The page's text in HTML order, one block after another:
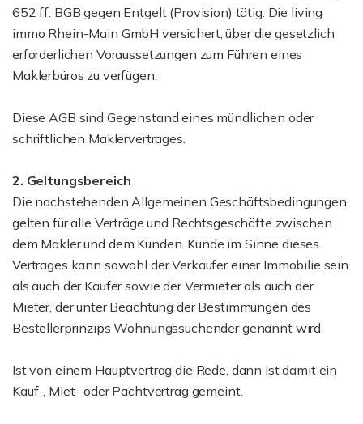
652 ff. BGB gegen Entgelt (Provision) tätig. Die living
immo Rhein-Main GmbH versichert, über die gesetzlich
erforderlichen Voraussetzungen zum Führen eines
Maklerbüros zu verfügen.
Diese AGB sind Gegenstand eines mündlichen oder
schriftlichen Maklervertrages.
2. Geltungsbereich
Die nachstehenden Allgemeinen Geschäftsbedingungen
gelten für alle Verträge und Rechtsgeschäfte zwischen
dem Makler und dem Kunden. Kunde im Sinne dieses
Vertrages kann sowohl der Verkäufer einer Immobilie sein
als auch der Käufer sowie der Vermieter als auch der
Mieter, der unter Beachtung der Bestimmungen des
Bestellerprinzips Wohnungssuchender genannt wird.
Ist von einem Hauptvertrag die Rede, dann ist damit ein
Kauf-, Miet- oder Pachtvertrag gemeint.